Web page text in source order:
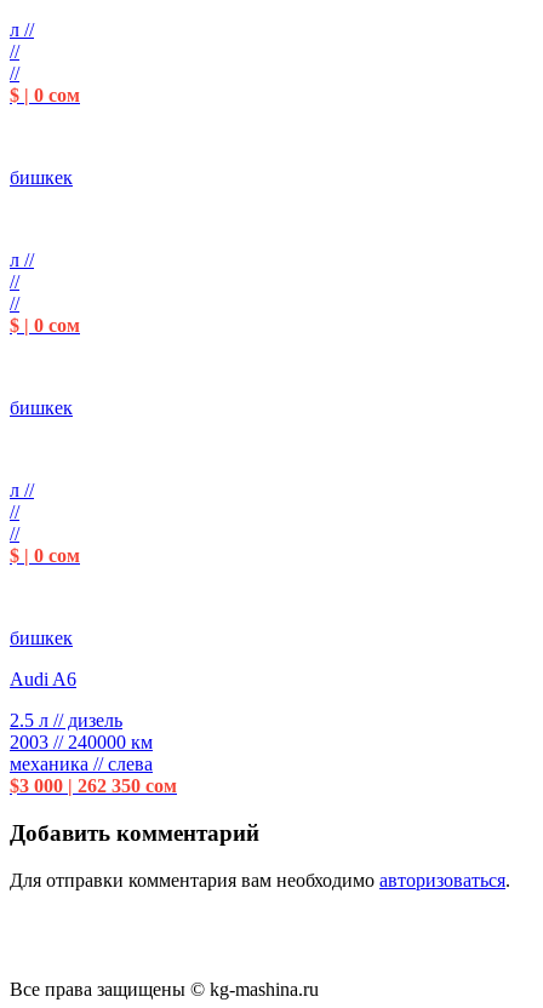
л //
//
//
$ | 0 сом
бишкек
л //
//
//
$ | 0 сом
бишкек
л //
//
//
$ | 0 сом
бишкек
Audi A6
2.5 л // дизель
2003 // 240000 км
механика // слева
$3 000 | 262 350 сом
Добавить комментарий
Для отправки комментария вам необходимо авторизоваться.
Все права защищены © kg-mashina.ru